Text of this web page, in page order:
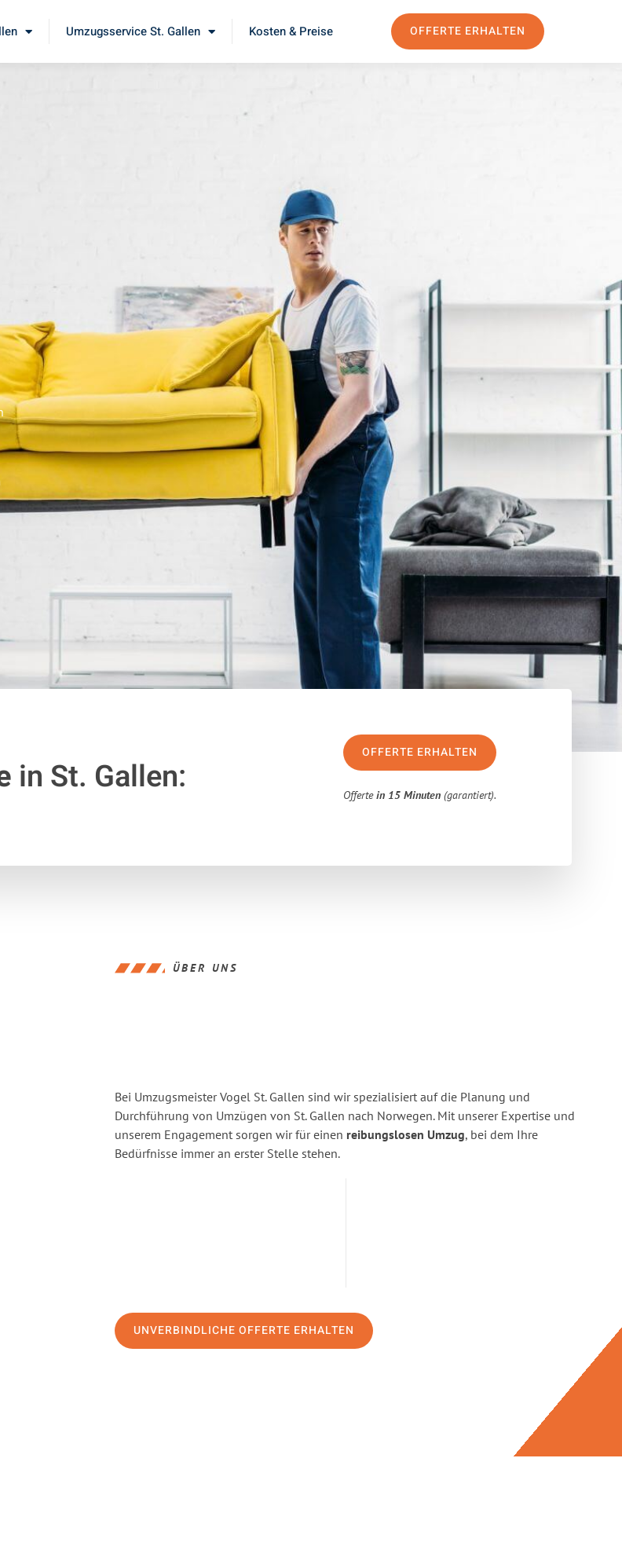
Umzugsservice St. Gallen Kosten & Preise OFFERTE ERHALTEN
in St. Gallen:
OFFERTE ERHALTEN
Offertein 15 Minuten (garantiert).
ÜBER UNS
Bei Umzugsmeister Vogel St. Gallen sind wir spezialisiert auf die Planung und
Durchführung von Umzügen von St. Gallen nach Norwegen. Mit unserer Expertise und
unserem Engagement sorgen wir für einen reibungslosen Umzug, bei dem Ihre
Bedürfnisse immer an erster Stelle stehen.
UNVERBINDLICHE OFFERTE ERHALTEN